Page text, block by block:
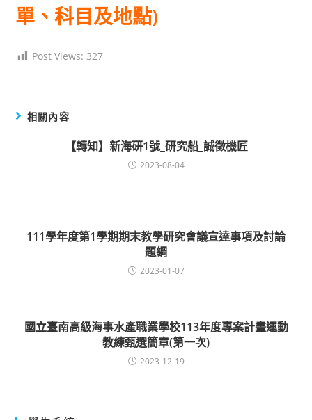
單、科目及地點)
Post Views: 327
相關內容
【轉知】新海硏1號_研究船_誠徵機匠
2023-08-04
111學年度第1學期期末教學研究會議宣達事項及討論
題綱
2023-01-07
國立臺南高級海事水產職業學校113年度專案計畫運動
教練甄選簡章(第一次)
2023-12-19